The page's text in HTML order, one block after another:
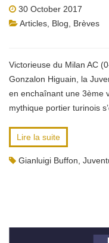
30 October 2017
Articles Blog
Brèves
Victorieuse du Milan AC
Gonzalon Higuain, la
en enchaînant une 3ème
mythique portier turinois
Lire la suite
Gianluigi Buffon